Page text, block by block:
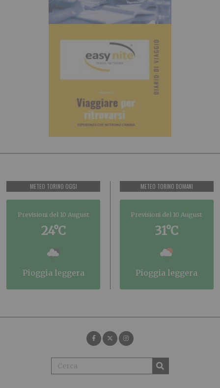
METEO TORINO OGGI
Previsioni del 10 August
24°C
pioggia leggera
METEO TORINO DOMANI
Previsioni del 10 August
31°C
pioggia leggera